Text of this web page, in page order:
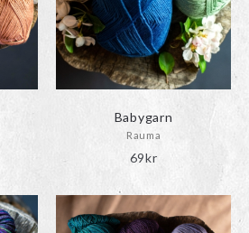
Babygarn
Rauma
69kr